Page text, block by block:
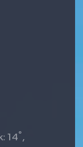
14° ,